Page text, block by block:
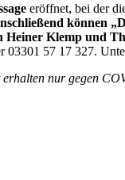
eröffnet, bei der
können
Klemp und
57 17 327.
nur gegen